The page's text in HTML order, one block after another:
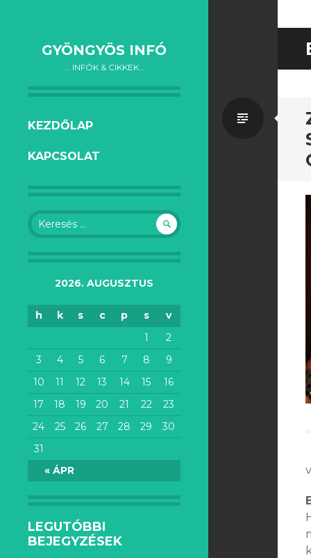
GYÖNGYÖS INFÓ
… INFÓK & CIKKEK…
KILÉPÉS A TARTALOMBA
KEZDŐLAP
KAPCSOLAT
Keresés:
2026. AUGUSZTUS
h k s c p s v
« ÁPR
1
2
3
4 5 6 7 8
9
10
11 12 13 14 15
16
17
18 19 20 21 22
23
24
25 26 27 28 29
30
31
LEGUTÓBBI
BEJEGYZÉSEK